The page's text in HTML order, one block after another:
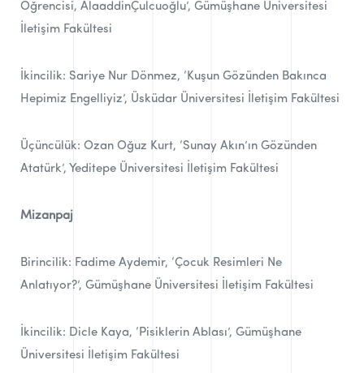
Öğrencisi, AlaaddinÇulcuoğlu’, Gümüşhane Üniversitesi
İletişim Fakültesi
İkincilik: Sariye Nur Dönmez, ‘Kuşun Gözünden Bakınca
Hepimiz Engelliyiz’, Üsküdar Üniversitesi İletişim Fakültesi
Üçüncülük: Ozan Oğuz Kurt, ‘Sunay Akın’ın Gözünden
Atatürk’, Yeditepe Üniversitesi İletişim Fakültesi
Mizanpaj
Birincilik: Fadime Aydemir, ‘Çocuk Resimleri Ne
Anlatıyor?’, Gümüşhane Üniversitesi İletişim Fakültesi
İkincilik: Dicle Kaya, ‘Pisiklerin Ablası’, Gümüşhane
Üniversitesi İletişim Fakültesi